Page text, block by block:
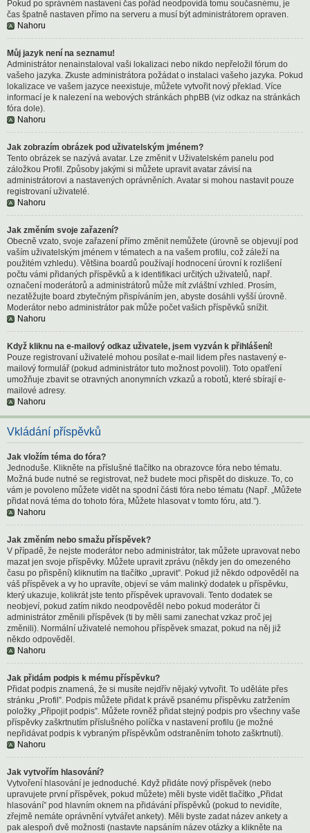
Pokud po správném nastavení čas pořád neodpovídá tomu současnému, je
čas špatně nastaven přímo na serveru a musí být administrátorem opraven.
Nahoru
Můj jazyk není na seznamu!
Administrátor nenainstaloval vaši lokalizaci nebo nikdo nepřeložil fórum do
vašeho jazyka. Zkuste administrátora požádat o instalaci vašeho jazyka. Pokud
lokalizace ve vašem jazyce neexistuje, můžete vytvořit nový překlad. Více
informací je k nalezení na webových stránkách phpBB (viz odkaz na stránkách
fóra dole).
Nahoru
Jak zobrazím obrázek pod uživatelským jménem?
Tento obrázek se nazývá avatar. Lze změnit v Uživatelském panelu pod
záložkou Profil. Způsoby jakými si můžete upravit avatar závisí na
administrátorovi a nastavených oprávněních. Avatar si mohou nastavit pouze
registrovaní uživatelé.
Nahoru
Jak změním svoje zařazení?
Obecně vzato, svoje zařazení přímo změnit nemůžete (úrovně se objevují pod
vaším uživatelským jménem v tématech a na vašem profilu, což záleží na
použitém vzhledu). Většina boardů používají hodnocení úrovní k rozlišení
počtu vámi přidaných příspěvků a k identifikaci určitých uživatelů, např.
označení moderátorů a administrátorů může mít zvláštní vzhled. Prosím,
nezatěžujte board zbytečným přispíváním jen, abyste dosáhli vyšší úrovně.
Moderátor nebo administrátor pak může počet vašich příspěvků snížit.
Nahoru
Když kliknu na e-mailový odkaz uživatele, jsem vyzván k přihlášení!
Pouze registrovaní uživatelé mohou posílat e-mail lidem přes nastavený e-
mailový formulář (pokud administrátor tuto možnost povolil). Toto opatření
umožňuje zbavit se otravných anonymních vzkazů a robotů, které sbírají e-
mailové adresy.
Nahoru
Vkládání příspěvků
Jak vložím téma do fóra?
Jednoduše. Klikněte na příslušné tlačítko na obrazovce fóra nebo tématu.
Možná bude nutné se registrovat, než budete moci přispět do diskuze. To, co
vám je povoleno můžete vidět na spodní části fóra nebo tématu (Např. „Můžete
přidat nová téma do tohoto fóra, Můžete hlasovat v tomto fóru, atd.”).
Nahoru
Jak změním nebo smažu příspěvek?
V případě, že nejste moderátor nebo administrátor, tak můžete upravovat nebo
mazat jen svoje příspěvky. Můžete upravit zprávu (někdy jen do omezeného
času po přispění) kliknutím na tlačítko „upravit”. Pokud již někdo odpověděl na
váš příspěvek a vy ho upravíte, objeví se vám malinký dodatek u příspěvku,
který ukazuje, kolikrát jste tento příspěvek upravovali. Tento dodatek se
neobjeví, pokud zatím nikdo neodpověděl nebo pokud moderátor či
administrátor změnili příspěvek (ti by měli sami zanechat vzkaz proč jej
změnili). Normální uživatelé nemohou příspěvek smazat, pokud na něj již
někdo odpověděl.
Nahoru
Jak přidám podpis k mému příspěvku?
Přidat podpis znamená, že si musíte nejdřív nějaký vytvořit. To uděláte přes
stránku „Profil”. Podpis můžete přidat k právě psanému příspěvku zatržením
položky „Připojit podpis”. Můžete rovněž přidat stejný podpis pro všechny vaše
příspěvky zaškrtnutím příslušného políčka v nastavení profilu (je možné
nepřidávat podpis k vybraným příspěvkům odstraněním tohoto zaškrtnutí).
Nahoru
Jak vytvořím hlasování?
Vytvoření hlasování je jednoduché. Když přidáte nový příspěvek (nebo
upravujete první příspěvek, pokud můžete) měli byste vidět tlačítko „Přidat
hlasování” pod hlavním oknem na přidávání příspěvků (pokud to nevidíte,
zřejmě nemáte oprávnění vytvářet ankety). Měli byste zadat název ankety a
pak alespoň dvě možnosti (nastavte napsáním název otázky a klikněte na